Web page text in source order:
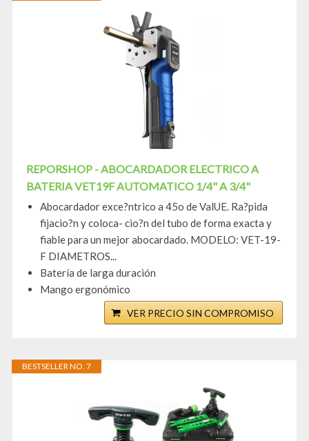
REPORSHOP - ABOCARDADOR ELECTRICO A
BATERIA VET19F AUTOMATICO 1/4" A 3/4"
Abocardador exce?ntrico a 45o de ValUE. Ra?pida
fijacio?n y coloca- cio?n del tubo de forma exacta y
fiable para un mejor abocardado. MODELO: VET-19-
F DIAMETROS...
Batería de larga duración
Mango ergonómico
VER PRECIO SIN COMPROMISO
BESTSELLER NO. 7